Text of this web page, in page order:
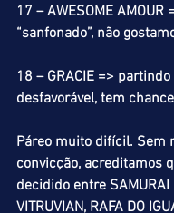
17 – AWESOME AMOUR
“sanfonado”, não
18 – GRACIE =>
desfavorável, tem
Páreo muito difícil. Sem
convicção, acreditamos
decidido entre SAMURAI
VITRUVIAN, RAFA DO